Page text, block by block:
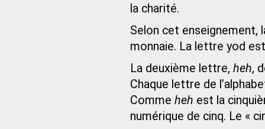
la charité.
Selon cet
monnaie. La lettre yod
La deuxième lettre, heh,
Chaque lettre de
Comme heh est la
numérique de cinq. Le «